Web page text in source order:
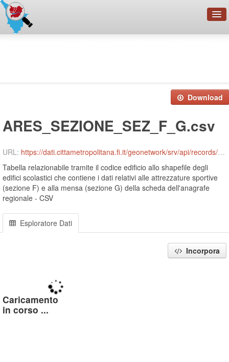
Categorie
Informazioni
Download
ARES_SEZIONE_SEZ_F_G.csv
URL: https://dati.cittametropolitana.fi.it/geonetwork/srv/api/records/cmfi:67829f8f-1be9-4d2c-a219-09f794ad270e/attachments/ARES_SEZIONE_SEZ_F_G.csv
Tabella relazionabile tramite il codice edificio allo shapefile degli
edifici scolastici che contiene i dati relativi alle attrezzature sportive
(sezione F) e alla mensa (sezione G) della scheda dell'anagrafe
regionale - CSV
Esploratore Dati
Incorpora